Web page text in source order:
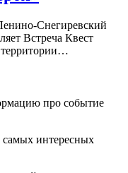
Снегиревский
Встреча Квест
территории…
про событие
интересных